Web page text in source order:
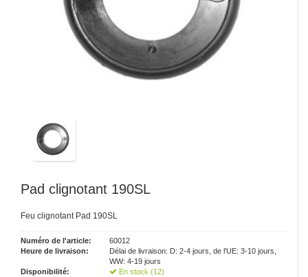
Pad clignotant 190SL
Feu clignotant Pad 190SL
Numéro de l'article:
60012
Heure de livraison:
Délai de livraison: D: 2-4 jours, de l'UE: 3-10 jours,
WW: 4-19 jours
Disponibilité:
En stock (12)